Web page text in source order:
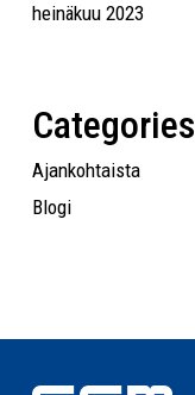
heinäkuu 2023
Categories
Ajankohtaista
Blogi